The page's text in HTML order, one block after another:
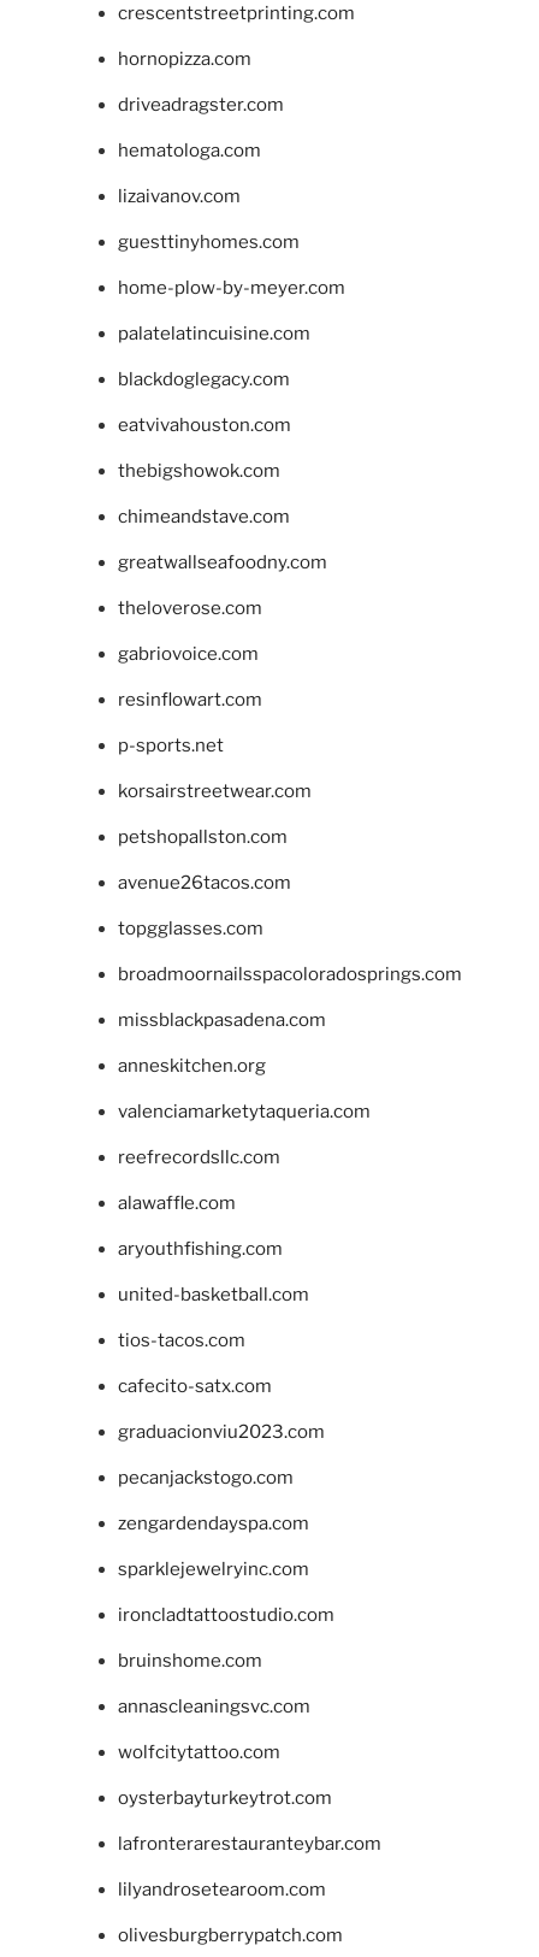
crescentstreetprinting.com
hornopizza.com
driveadragster.com
hematologa.com
lizaivanov.com
guesttinyhomes.com
home-plow-by-meyer.com
palatelatincuisine.com
blackdoglegacy.com
eatvivahouston.com
thebigshowok.com
chimeandstave.com
greatwallseafoodny.com
theloverose.com
gabriovoice.com
resinflowart.com
p-sports.net
korsairstreetwear.com
petshopallston.com
avenue26tacos.com
topgglasses.com
broadmoornailsspacoloradosprings.com
missblackpasadena.com
anneskitchen.org
valenciamarketytaqueria.com
reefrecordsllc.com
alawaffle.com
aryouthfishing.com
united-basketball.com
tios-tacos.com
cafecito-satx.com
graduacionviu2023.com
pecanjackstogo.com
zengardendayspa.com
sparklejewelryinc.com
ironcladtattoostudio.com
bruinshome.com
annascleaningsvc.com
wolfcitytattoo.com
oysterbayturkeytrot.com
lafronterarestauranteybar.com
lilyandrosetearoom.com
olivesburgberrypatch.com